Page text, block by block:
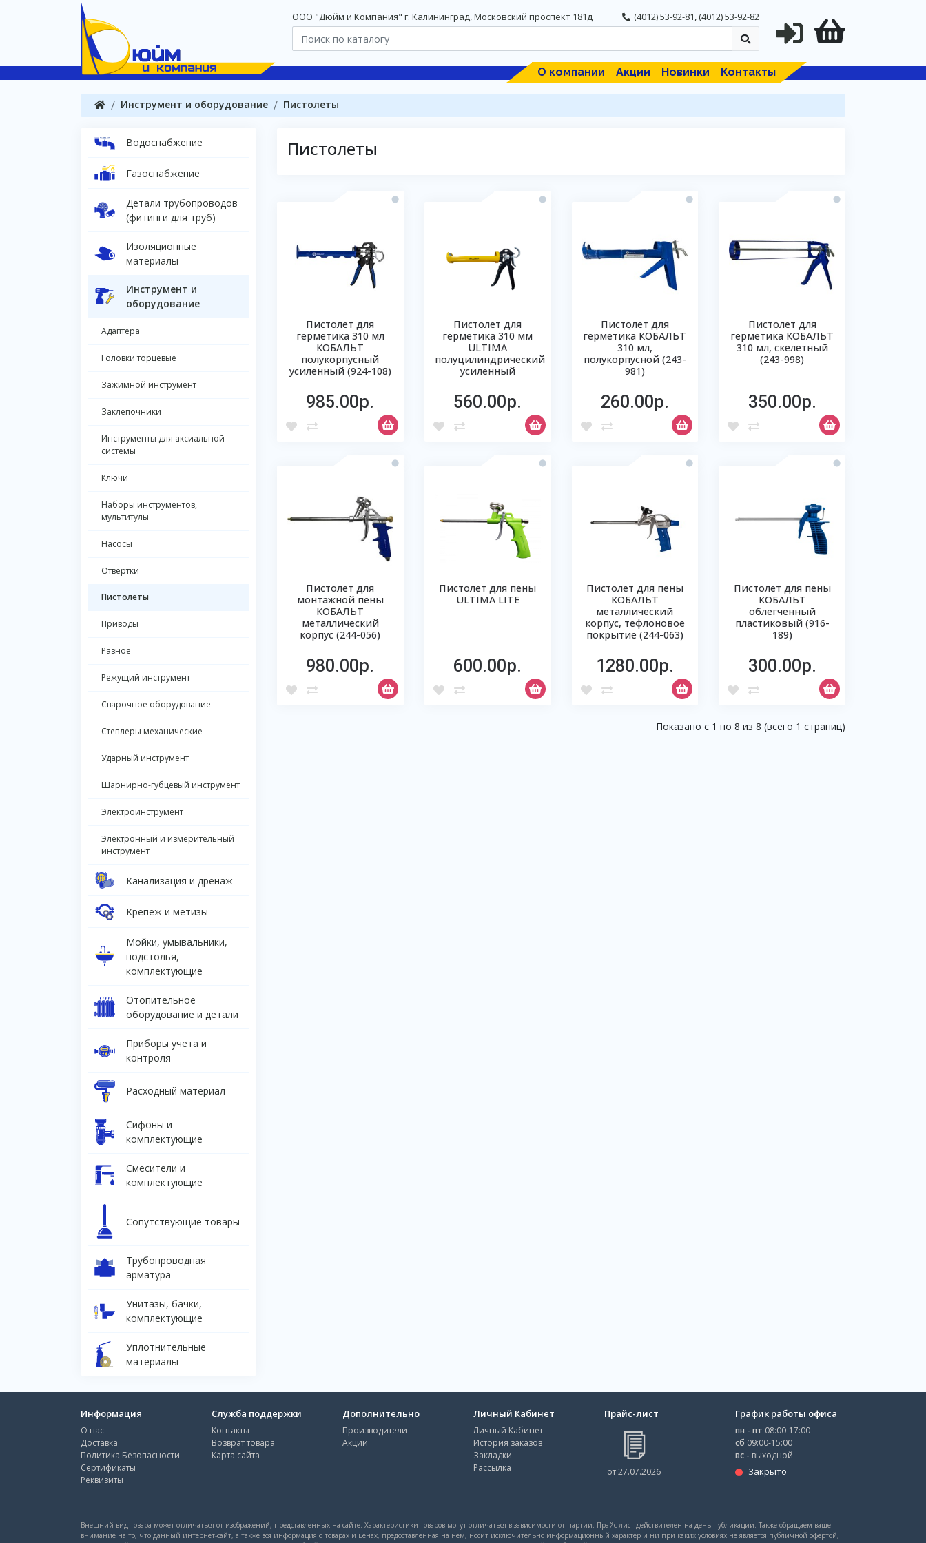
OOO "Дюйм и Компания" г. Калининград, Московский проспект 181д (4012) 53-92-81,(4012) 53-92-82
О компании Акции Новинки Контакты
Инструмент и оборудование Пистолеты
Водоснабжение
Газоснабжение
Детали трубопроводов
(фитинги для труб)
Изоляционные
материалы
Инструмент и
оборудование
Адаптера
Головки торцевые
Зажимной инструмент
Заклепочники
Инструменты для аксиальной
системы
Ключи
Наборы инструментов,
мультитулы
Насосы
Отвертки
Пистолеты
Приводы
Разное
Режущий инструмент
Сварочное оборудование
Степлеры механические
Ударный инструмент
Шарнирно-губцевый инструмент
Электроинструмент
Электронный и измерительный
инструмент
Канализация и дренаж
Крепеж и метизы
Мойки, умывальники,
подстолья,
комплектующие
Отопительное
оборудование и детали
Приборы учета и
контроля
Расходный материал
Сифоны и
комплектующие
Смесители и
комплектующие
Сопутствующие товары
Трубопроводная
арматура
Унитазы, бачки,
комплектующие
Уплотнительные
материалы
Пистолеты
Пистолет для
герметика 310 мл
КОБАЛЬТ
полукорпусный
усиленный (924-108)
985.00р.
Пистолет для
герметика 310 мм
ULTIMA
полуцилиндрический
усиленный
560.00р.
Пистолет для
герметика КОБАЛЬТ
310 мл,
полукорпусной (243-
981)
260.00р.
Пистолет для
герметика КОБАЛЬТ
310 мл, скелетный
(243-998)
350.00р.
Пистолет для
монтажной пены
КОБАЛЬТ
металлический
корпус (244-056)
980.00р.
Пистолет для пены
ULTIMA LITE
600.00р.
Пистолет для пены
КОБАЛЬТ
металлический
корпус, тефлоновое
покрытие (244-063)
1280.00р.
Пистолет для пены
КОБАЛЬТ
облегченный
пластиковый (916-
189)
300.00р.
Показано с 1 по 8 из 8 (всего 1 страниц)
Информация
О нас
Доставка
Политика Безопасности
Сертификаты
Реквизиты
Служба поддержки
Контакты
Возврат товара
Карта сайта
Дополнительно
Производители
Акции
Личный Кабинет
Личный Кабинет
История заказов
Закладки
Рассылка
Прайс-лист
от 27.07.2026
График работы офиса
пн - пт 08:00-17:00
сб 09:00-15:00
вс - выходной
Закрыто
Внешний вид товара может отличаться от изображений, представленных на сайте. Характеристики товаров могут отличаться в зависимости от партии. Прайс-лист действителен на день публикации. Также обращаем ваше
внимание на то, что данный интернет-сайт, а также вся информация о товарах и ценах, предоставленная на нём, носит исключительно информационный характер и ни при каких условиях не является публичной офертой,